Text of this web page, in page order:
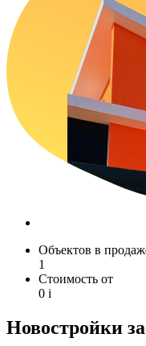
Объектов в
1
Стоимость от
0 i
Новостройки